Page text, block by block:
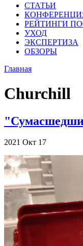
СТАТЬИ
РЕЙТИНГИ
УХОД
ЭКСПЕРТИЗА
ОБЗОРЫ
Главная
Churchill
2021 Окт 17